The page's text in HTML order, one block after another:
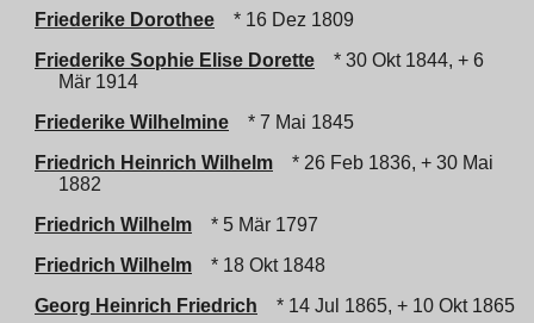
Friederike Dorothee
* 16 Dez 1809
Friederike Sophie Elise Dorette
* 30 Okt 1844, + 6
Mär 1914
Friederike Wilhelmine
* 7 Mai 1845
Friedrich Heinrich Wilhelm
* 26 Feb 1836, + 30 Mai
1882
Friedrich Wilhelm
* 5 Mär 1797
Friedrich Wilhelm
* 18 Okt 1848
Georg Heinrich Friedrich
* 14 Jul 1865, + 10 Okt 1865